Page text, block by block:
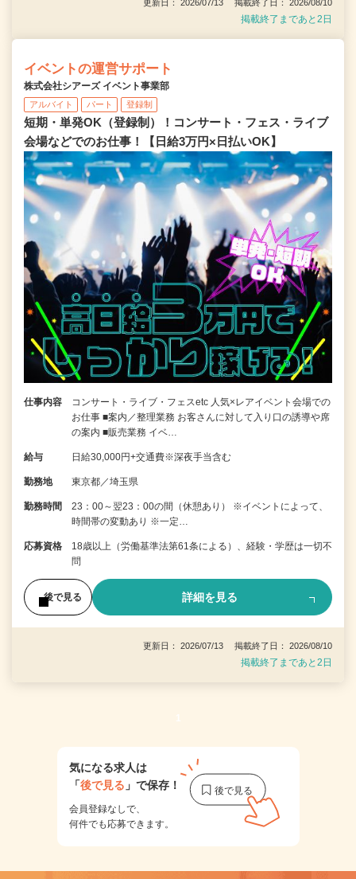
更新日： 2026/07/13 掲載終了日： 2026/08/10
掲載終了まであと2日
イベントの運営サポート
株式会社シアーズ イベント事業部
アルバイト パート 登録制
短期・単発OK（登録制）！コンサート・フェス・ライブ
会場などでのお仕事！【日給3万円×日払いOK】
仕事内容
コンサート・ライブ・フェスetc 人気×レアイベント会場での
お仕事 ■案内／整理業務 お客さんに対して入り口の誘導や席
の案内 ■販売業務 イベ…
給与 日給30,000円+交通費※深夜手当含む
勤務地 東京都／埼玉県
勤務時間
23：00～翌23：00の間（休憩あり） ※イベントによって、
時間帯の変動あり ※一定…
応募資格
18歳以上（労働基準法第61条による）、経験・学歴は一切不
問
後で見る 詳細を見る
更新日： 2026/07/13 掲載終了日： 2026/08/10
掲載終了まであと2日
1
気になる求人は
「後で見る 」で保存！
会員登録なしで、
何件でも応募できます。